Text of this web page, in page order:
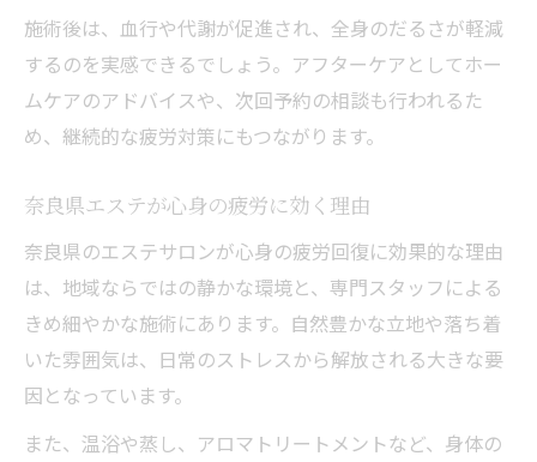
施術後は、血行や代謝が促進され、全身のだるさが軽減
するのを実感できるでしょう。アフターケアとしてホー
ムケアのアドバイスや、次回予約の相談も行われるた
め、継続的な疲労対策にもつながります。
奈良県エステが心身の疲労に効く理由
奈良県のエステサロンが心身の疲労回復に効果的な理由
は、地域ならではの静かな環境と、専門スタッフによる
きめ細やかな施術にあります。自然豊かな立地や落ち着
いた雰囲気は、日常のストレスから解放される大きな要
因となっています。
また、温浴や蒸し、アロマトリートメントなど、身体の